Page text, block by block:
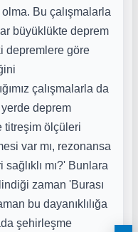
Bu çalışmalarla
büyüklükte deprem
depremlere göre
çalışmalarla da
yerde deprem
titreşim ölçüleri
var mı, rezonansa
mı?' Bunlara
zaman 'Burası
bu dayanıklılığa
şehirleşme